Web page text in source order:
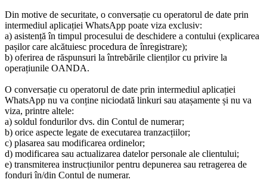
Din motive de securitate, o conversație cu operatorul de date prin
intermediul aplicației WhatsApp poate viza exclusiv:
a) asistență în timpul procesului de deschidere a contului (explicarea
pașilor care alcătuiesc procedura de înregistrare);
b) oferirea de răspunsuri la întrebările clienților cu privire la
operațiunile OANDA.
O conversație cu operatorul de date prin intermediul aplicației
WhatsApp nu va conține niciodată linkuri sau atașamente și nu va
viza, printre altele:
a) soldul fondurilor dvs. din Contul de numerar;
b) orice aspecte legate de executarea tranzacțiilor;
c) plasarea sau modificarea ordinelor;
d) modificarea sau actualizarea datelor personale ale clientului;
e) transmiterea instrucțiunilor pentru depunerea sau retragerea de
fonduri în/din Contul de numerar.